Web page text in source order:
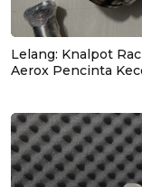
Lelang: Knalpot
Aerox Pencinta